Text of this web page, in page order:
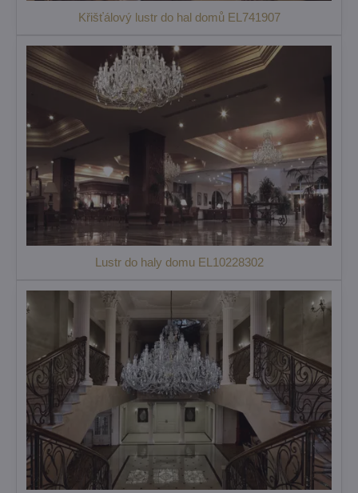
Křišťálový lustr do hal domů EL741907
Lustr do haly domu EL10228302